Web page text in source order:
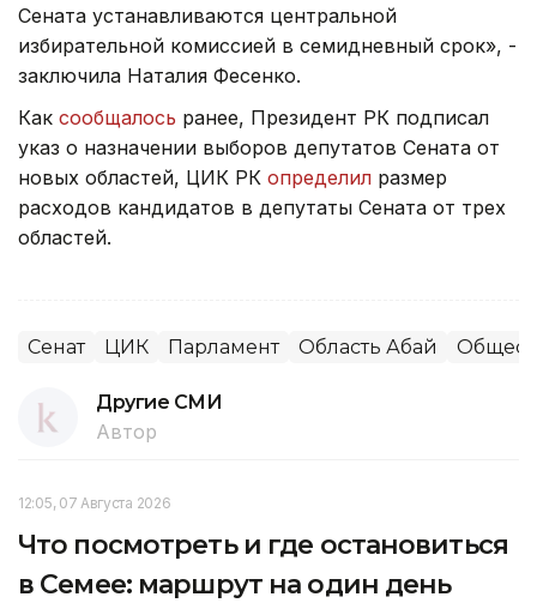
Сената устанавливаются центральной
избирательной комиссией в семидневный срок», -
заключила Наталия Фесенко.
Как сообщалось ранее, Президент РК подписал
указ о назначении выборов депутатов Сената от
новых областей, ЦИК РК определил размер
расходов кандидатов в депутаты Сената от трех
областей.
Сенат ЦИК Парламент Область Абай
Другие СМИ
Автор
12:05, 07 Августа 2026
Что посмотреть и где остановиться
в Семее: маршрут на один день